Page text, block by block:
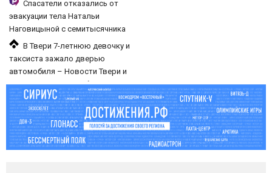
Спасатели отказались от
эвакуации тела Натальи
Наговицыной с семитысячника
В Твери 7-летнюю девочку и
таксиста зажало дверью
автомобиля – Новости Твери и
городов Тверской области сегодня
- Afanasy.biz – Тверские новости.
Новости Твери. Тверь но